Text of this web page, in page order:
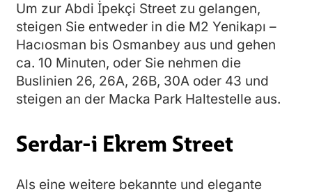
Um zur Abdi İpekçi Street zu gelangen,
steigen Sie entweder in die M2 Yenikapı –
Hacıosman bis Osmanbey aus und gehen
ca. 10 Minuten, oder Sie nehmen die
Buslinien 26, 26A, 26B, 30A oder 43 und
steigen an der Macka Park Haltestelle aus.
Serdar-i Ekrem Street
Als eine weitere bekannte und elegante